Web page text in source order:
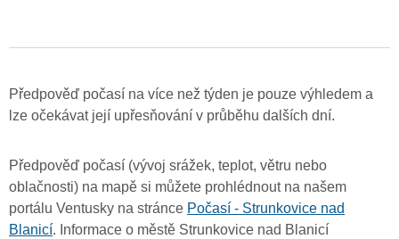
Předpověď počasí na více než týden je pouze výhledem a
lze očekávat její upřesňování v průběhu dalších dní.
Předpověď počasí (vývoj srážek, teplot, větru nebo
oblačnosti) na mapě si můžete prohlédnout na našem
portálu Ventusky na stránce Počasí - Strunkovice nad
Blanicí. Informace o městě Strunkovice nad Blanicí